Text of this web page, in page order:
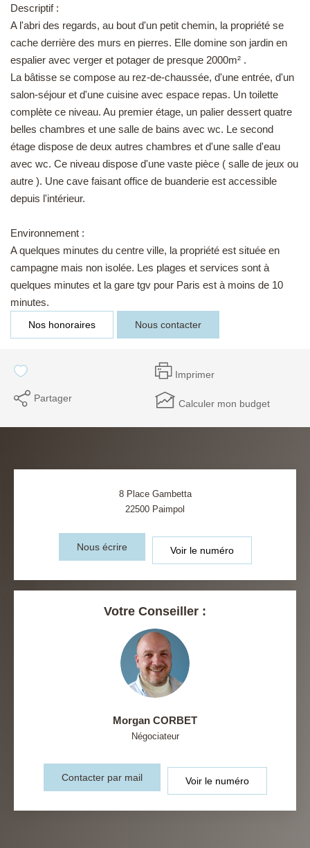
Descriptif :
A l'abri des regards, au bout d'un petit chemin, la propriété se
cache derrière des murs en pierres. Elle domine son jardin en
espalier avec verger et potager de presque 2000m² .
La bâtisse se compose au rez-de-chaussée, d'une entrée, d'un
salon-séjour et d'une cuisine avec espace repas. Un toilette
complète ce niveau. Au premier étage, un palier dessert quatre
belles chambres et une salle de bains avec wc. Le second
étage dispose de deux autres chambres et d'une salle d'eau
avec wc. Ce niveau dispose d'une vaste pièce ( salle de jeux ou
autre ). Une cave faisant office de buanderie est accessible
depuis l'intérieur.
Environnement :
A quelques minutes du centre ville, la propriété est située en
campagne mais non isolée. Les plages et services sont à
quelques minutes et la gare tgv pour Paris est à moins de 10
minutes.
Nos honoraires Nous contacter
Imprimer
Partager Calculer mon budget
8 Place Gambetta
22500 Paimpol
Nous écrire Voir le numéro
Votre Conseiller :
Morgan CORBET
Négociateur
Contacter par mail Voir le numéro